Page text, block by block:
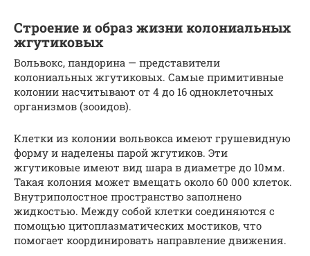
Строение и образ жизни колониальных
жгутиковых
Вольвокс, пандорина — представители
колониальных жгутиковых. Самые примитивные
колонии насчитывают от 4 до 16 одноклеточных
организмов (зооидов).
Клетки из колонии вольвокса имеют грушевидную
форму и наделены парой жгутиков. Эти
жгутиковые имеют вид шара в диаметре до 10мм.
Такая колония может вмещать около 60 000 клеток.
Внутриполостное пространство заполнено
жидкостью. Между собой клетки соединяются с
помощью цитоплазматических мостиков, что
помогает координировать направление движения.